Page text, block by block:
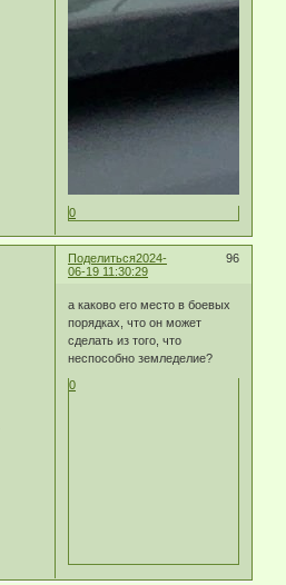
0
Поделиться 96
2024-
06-19 11:30:29
а каково его место в боевых
порядках, что он может
сделать из того, что
неспособно земледелие?
0